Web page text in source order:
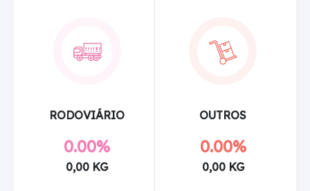
RODOVIÁRIO
0.00%
0,00 KG
OUTROS
0.00%
0,00 KG